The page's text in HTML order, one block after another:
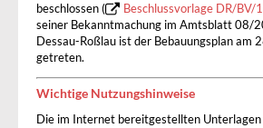
beschlossen (
Beschlussvorlage DR/
seiner Bekanntmachung im Amtsblatt 08/
Dessau-Roßlau ist der Bebauungsplan am
getreten.
Wichtige Nutzungshinweise
Die im Internet bereitgestellten Unterlagen